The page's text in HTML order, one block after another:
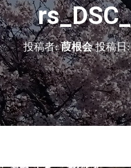
投稿者:葭根会投稿